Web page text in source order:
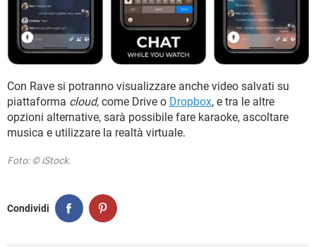
Con Rave si potranno visualizzare anche video salvati su
piattaforma cloud, come Drive o Dropbox, e tra le altre
opzioni alternative, sarà possibile fare karaoke, ascoltare
musica e utilizzare la realtà virtuale.
Foto: © iStock.
Condividi